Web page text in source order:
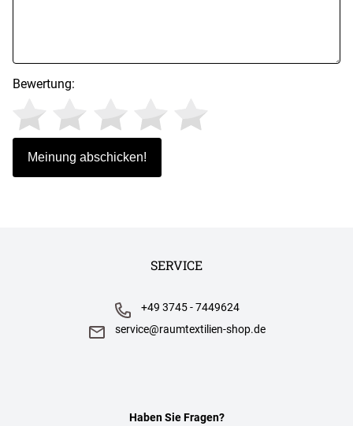
Bewertung:
SERVICE
Haben Sie Fragen?
+49 3745 - 7449624
service@raumtextilien-shop.de